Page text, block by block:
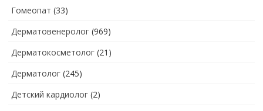
Гомеопат (33)
Дерматовенеролог (969)
Дерматокосметолог (21)
Дерматолог (245)
Детский кардиолог (2)